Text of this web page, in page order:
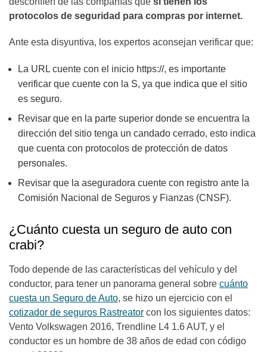
protocolos de seguridad para compras por internet.
Ante esta disyuntiva, los expertos aconsejan verificar que:
La URL cuente con el inicio https://, es importante
verificar que cuente con la S, ya que indica que el sitio
es seguro.
Revisar que en la parte superior donde se encuentra la
dirección del sitio tenga un candado cerrado, esto indica
que cuenta con protocolos de protección de datos
personales.
Revisar que la aseguradora cuente con registro ante la
Comisión Nacional de Seguros y Fianzas (CNSF).
¿Cuánto cuesta un seguro de auto con
crabi?
Todo depende de las características del vehículo y del
conductor, para tener un panorama general sobre cuánto
cuesta un Seguro de Auto, se hizo un ejercicio con el
cotizador de seguros Rastreator con los siguientes datos:
Vento Volkswagen 2016, Trendline L4 1.6 AUT, y el
conductor es un hombre de 38 años de edad con código